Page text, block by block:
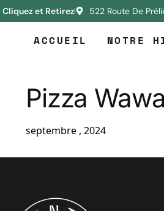
Cliquez et Retirez 522 Route De
ACCUEIL NOTRE
Pizza Wawa
septembre , 2024